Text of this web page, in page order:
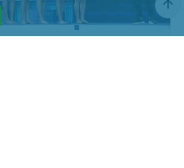
Фото ТГ-канала "Спецоперация Z"